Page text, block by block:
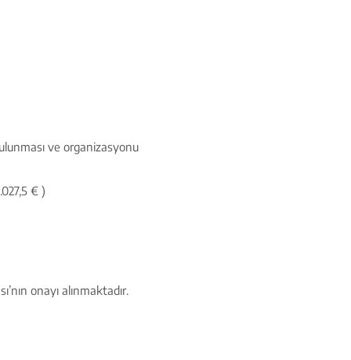
ve organizasyonu
€ )
onayı alınmaktadır.